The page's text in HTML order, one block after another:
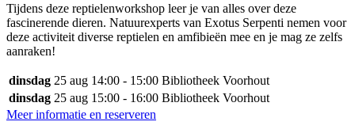
Tijdens deze reptielenworkshop leer je van alles over deze
fascinerende dieren. Natuurexperts van Exotus Serpenti nemen voor
deze activiteit diverse reptielen en amfibieën mee en je mag ze zelfs
aanraken!
dinsdag 25 aug 14:00 - 15:00 Bibliotheek Voorhout
dinsdag 25 aug 15:00 - 16:00 Bibliotheek Voorhout
Meer informatie en reserveren